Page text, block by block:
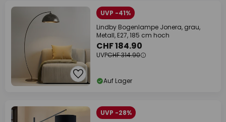
UVP -41%
Lindby Bogenlampe Jonera, grau,
Metall, E27, 185 cm hoch
CHF 184.90
UVPCHF 314.90
Auf Lager
UVP -28%